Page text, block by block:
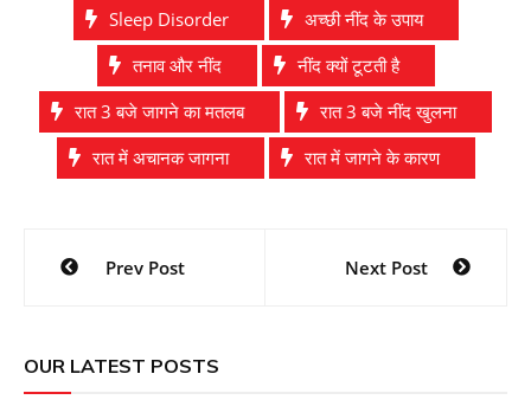
Sleep Disorder
अच्छी नींद के उपाय
तनाव और नींद
नींद क्यों टूटती है
रात 3 बजे जागने का मतलब
रात 3 बजे नींद खुलना
रात में अचानक जागना
रात में जागने के कारण
Post
navigation
Prev Post Next Post
OUR LATEST POSTS